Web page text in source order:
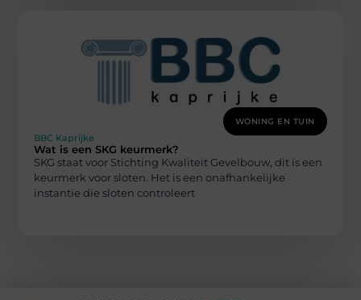
WONING EN TUIN
BBC Kaprijke
Wat is een SKG keurmerk?
SKG staat voor Stichting Kwaliteit Gevelbouw, dit is een
keurmerk voor sloten. Het is een onafhankelijke
instantie die sloten controleert